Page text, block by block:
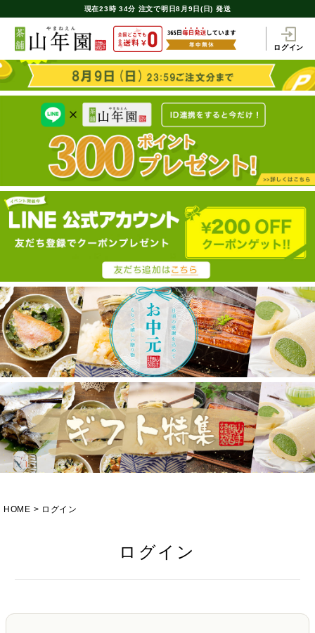
現在23時 34分 注文で明日8月9日(日) 発送
ログイン
HOME ログイン
ログイン